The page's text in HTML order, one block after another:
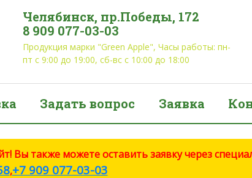
Челябинск, пр.Победы, 172
8 909 077-03-03
Продукция марки "Green Apple", Часы работы: пн-
пт с 9:00 до 19:00, сб-вс с 10:00 до 18:00
Задать вопрос Заявка
Вы также можете оставить заявку через
,+7 909 077-03-03